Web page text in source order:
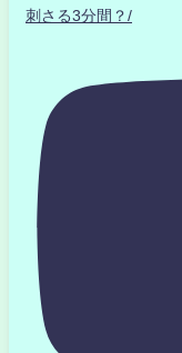
刺さる3分間？/